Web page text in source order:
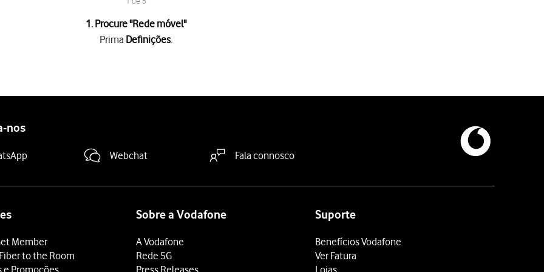
1. Procure "Rede móvel"
Prima Definições.
o dedo de baixo para cima
nos
Webchat Fala connosco
Member
to the Room
e Promoções
Sobre a Vodafone
A Vodafone
Rede 5G
Press Releases
Suporte
Benefícios Vodafone
Ver Fatura
Lojas